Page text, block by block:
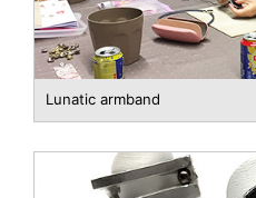
Lunatic armband